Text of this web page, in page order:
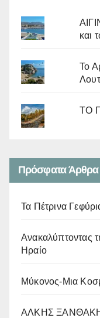
και
Το
ΤΟ
Πρόσφατα Άρθρα
Τα Πέτρινα
Ανακαλύπτοντας
Ηραίο
Μύκονος-Μια
ΑΛΚΗΣ